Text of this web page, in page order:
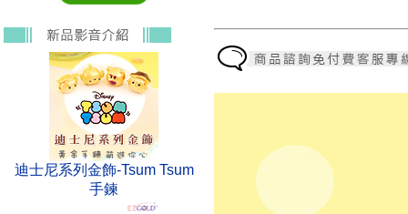
迪士尼系列金飾-Tsum Tsum
手鍊